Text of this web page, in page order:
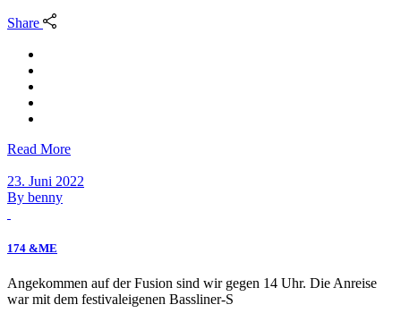
Share
Read More
23. Juni 2022
By benny
174 &ME
Angekommen auf der Fusion sind wir gegen 14 Uhr. Die Anreise
war mit dem festivaleigenen Bassliner-S